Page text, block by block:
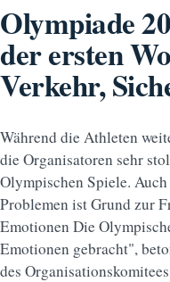
Olympiade
der ersten
Verkehr,
Während die Athleten
die Organisatoren sehr
Olympischen Spiele.
Problemen ist Grund zur
Emotionen Die
Emotionen gebracht",
des